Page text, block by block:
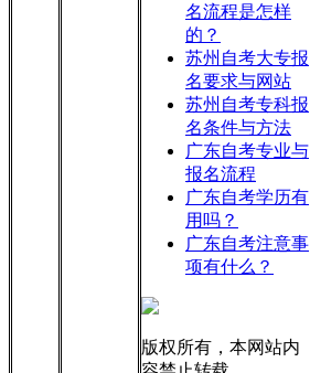
名流程是怎样
的？
苏州自考大专报
名要求与网站
苏州自考专科报
名条件与方法
广东自考专业与
报名流程
广东自考学历有
用吗？
广东自考注意事
项有什么？
版权所有，本网站内